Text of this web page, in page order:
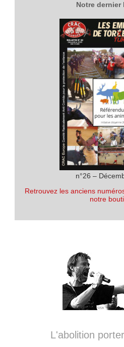
Notre dernier
n°26 –
Retrouvez les anciens
notre
L'abolition